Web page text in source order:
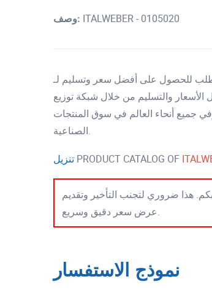
وصف: ITALWEBER - 0105020
الأسعار والتسليم من خلال شبكة توزيع
جميع أنحاء العالم في سوق المنتجات
الصناعية.
PRODUCT CATALOG OF
هذا ضروري لتجنب التأخير وتقديم
عرض سعر دقيق وسريع.
نموذج الاستفسار